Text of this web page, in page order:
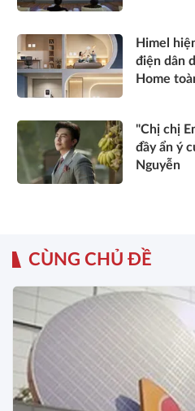
Himel
điện dân
Home
"Chị chị
đầy ẩn ý
Nguyễn
CÙNG CHỦ ĐỀ